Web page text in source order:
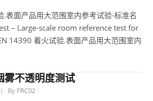
.表面产品用大范围室内参考试验-标准名
– Large-scale room reference test for
14390 着火试验.表面产品用大范围室内
雾不透明度测试
By FRC02